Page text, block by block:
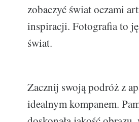
zobaczyć świat oczami
inspiracji. Fotografia to
świat.
Zacznij swoją podróż z
idealnym kompanem.